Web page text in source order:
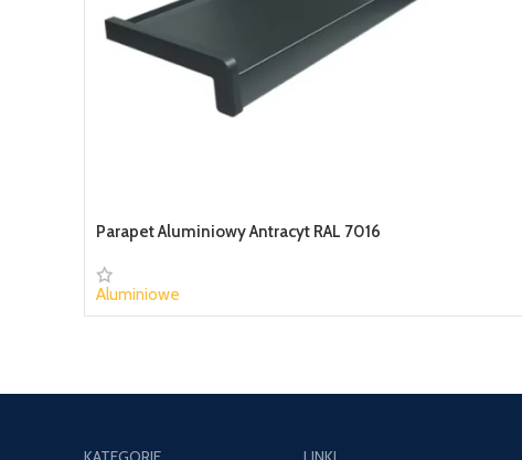
Parapet Aluminiowy Antracyt RAL 7016
Aluminiowe
40,07 zł